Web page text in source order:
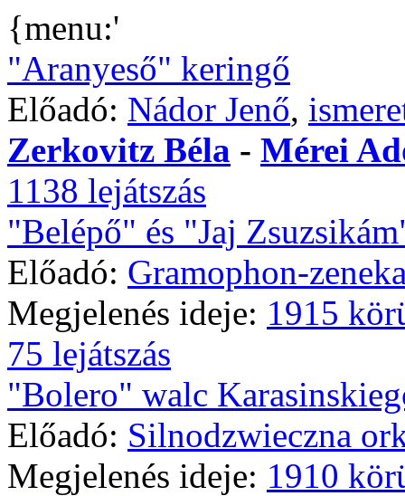
{menu:'
"Aranyeső" keringő
Előadó: Nádor Jenő,
Zerkovitz Béla - Mérei
1138 lejátszás
"Belépő" és "Jaj
Előadó: Gramophon-
Megjelenés ideje: 1915
75 lejátszás
"Bolero" walc
Előadó: Silnodzwieczna
Megjelenés ideje: 1910